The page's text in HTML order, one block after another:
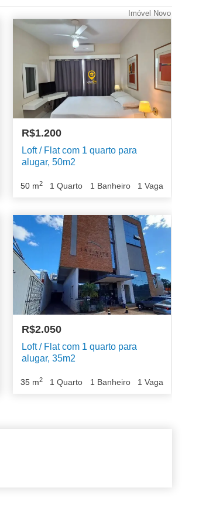
Imóvel Novo
R$1.200
Loft / Flat com 1 quarto para
alugar, 50m2
50m2 1 Quarto 1 Banheiro 1 Vaga
R$2.050
Loft / Flat com 1 quarto para
alugar, 35m2
35m2 1 Quarto 1 Banheiro 1 Vaga